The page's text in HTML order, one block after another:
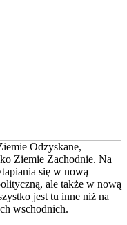
Odzyskane,
Ziemie Zachodnie. Na
się w nową
ale także w nową
jest tu inne niż na
wschodnich.